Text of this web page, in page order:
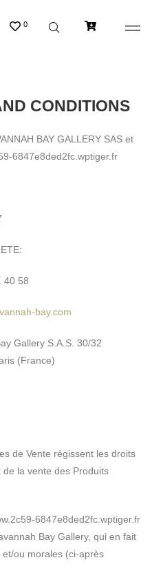
0
CONDITIONS
BAY GALLERY SAS et
6847e8ded2fc.wptiger.fr
40 58
bay.com
Gallery S.A.S. 30/32
(France)
de Vente régissent les droits
la vente des Produits
6847e8ded2fc.wptiger.fr
Bay Gallery, qui en fait
et/ou morales (ci-après